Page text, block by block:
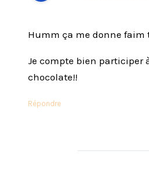
Humm ça me donne faim
Je compte bien participer
chocolate!!
Répondre